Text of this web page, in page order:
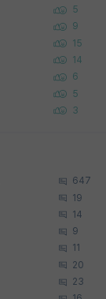
5
9
15
14
6
5
3
647
19
14
9
11
20
23